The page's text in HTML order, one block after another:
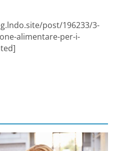
post/196233/3-
alimentare-per-i-